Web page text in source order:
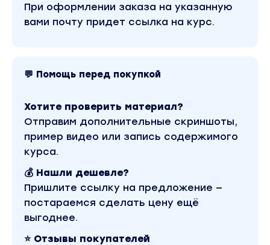
При оформлении заказа на указанную
вами почту придет ссылка на курс.
💬 Помощь перед покупкой
Хотите проверить материал?
Отправим дополнительные скриншоты,
пример видео или запись содержимого
курса.
💰 Нашли дешевле?
Пришлите ссылку на предложение —
постараемся сделать цену ещё
выгоднее.
⭐ Отзывы покупателей